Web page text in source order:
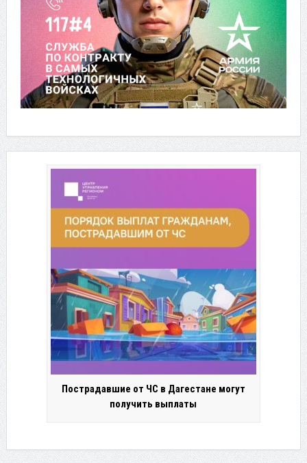
Пострадавшие от ЧС в Дагестане могут
получить выплаты